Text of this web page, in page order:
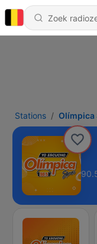
Stations Olímpica
90.5 FM